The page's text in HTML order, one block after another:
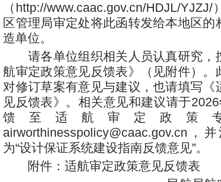
（http://www.caac.gov.cn/HDJL/
区管理局审定处将此函转发给本地区的
造单位。
请各单位组织相关人员认真研究，
航审定政策意见反馈表》（见附件）。
对修订草案有意见与建议，也请填写《
见反馈表》。相关意见和建议请于
馈至适航审定政策
airworthinesspolicy@caac.gov.cn，
为“设计保证系统建设指南反馈意见”。
附件：适航审定政策意见反馈表